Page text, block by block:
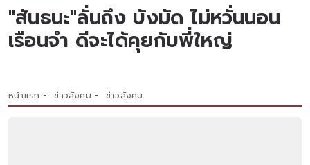
"สันธนะ"ลั่นถึง บังมัด ไม่หวั่นนอน
เรือนจำ ดีจะได้คุยกับพี่ใหญ่
หน้าแรก ข่าวสังคม ข่าวสังคม